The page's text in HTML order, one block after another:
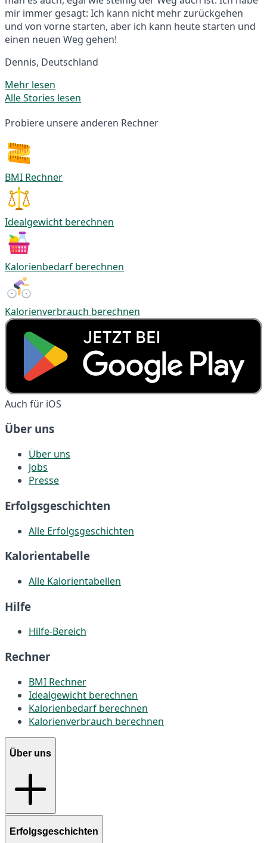
mir immer gesagt: Ich kann nicht mehr zurückgehen
und von vorne starten, aber ich kann heute starten und
einen neuen Weg gehen!
Dennis, Deutschland
Mehr lesen
Alle Stories lesen
Probiere unsere anderen Rechner
BMI Rechner
Idealgewicht berechnen
Kalorienbedarf berechnen
Kalorienverbrauch berechnen
Auch für iOS
Über uns
Über uns
Jobs
Presse
Erfolgsgeschichten
Alle Erfolgsgeschichten
Kalorientabelle
Alle Kalorientabellen
Hilfe
Hilfe-Bereich
Rechner
BMI Rechner
Idealgewicht berechnen
Kalorienbedarf berechnen
Kalorienverbrauch berechnen
Über uns
Erfolgsgeschichten